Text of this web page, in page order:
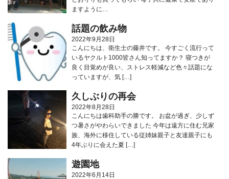
ますように…
話題の飲み物
2022年9月28日
こんにちは、衛生士の藤井です。 今すごく流行って
いるヤクルト1000皆さん知ってますか？ 寝つきが
良く目覚めが良い、ストレス軽減など色々話題にな
っていますが、気 […]
久しぶりの再会
2022年8月28日
こんにちは歯科助手の勝です。 お盆が過ぎ、少しず
つ暑さがやわらいできました 今年は遠方に住む兄家
族、海外に移住している従姉妹親子と友達親子にも
4年ぶりに会えた夏 […]
遊園地
2022年6月14日